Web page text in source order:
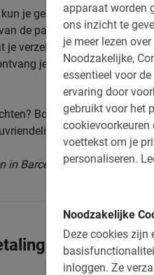
apparaat worden
ons inzicht te
je meer lezen
Noodzakelijke,
essentieel voor
ervaring door
gebruikt voor het
voettekst om je
personaliseren.
Noodzakelijke
Deze cookies zijn
inloggen. Ze
je gemakkelijk boeken via
de pagina. Selecteer de
je verzekerd bent van de
je direct een
Boek nu de fietsen en
manier!
in Barcelona begint hier bij